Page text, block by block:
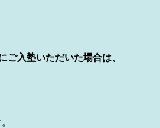
ご入塾いただいた場合は、